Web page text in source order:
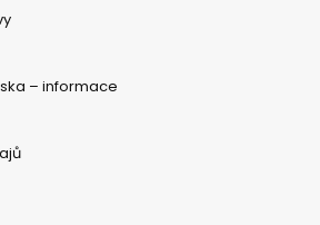
– informace